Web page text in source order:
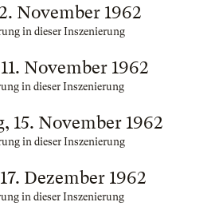
November 1962
in dieser Inszenierung
November 1962
in dieser Inszenierung
15. November 1962
in dieser Inszenierung
Dezember 1962
in dieser Inszenierung